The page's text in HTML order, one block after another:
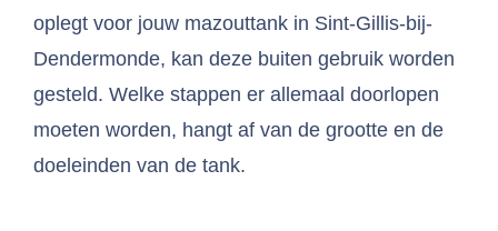
oplegt voor jouw mazouttank in Sint-Gillis-bij-
Dendermonde, kan deze buiten gebruik worden
gesteld. Welke stappen er allemaal doorlopen
moeten worden, hangt af van de grootte en de
doeleinden van de tank.